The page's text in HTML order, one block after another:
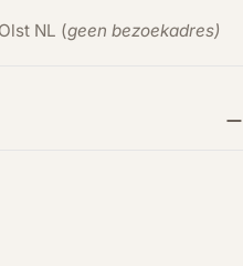
NL (geen bezoekadres)